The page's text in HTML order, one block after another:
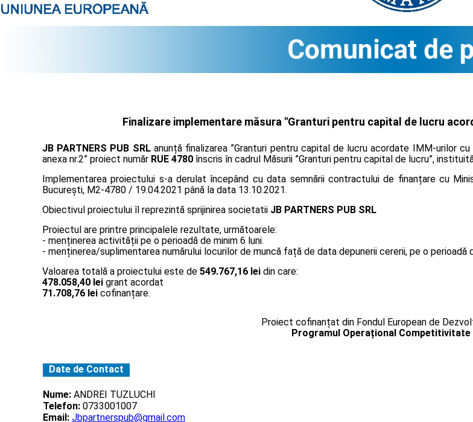
Finalizare implementare măsura "Granturi pentru capital de lucru
JB PARTNERS PUB SRLanunță finalizarea ”Granturi pentru capital de lucru acordate IMM-urilor
anexa nr.2” proiect număr RUE 4780 înscris în cadrul Măsurii ”Granturi pentru capital de lucru”,
Implementarea proiectului s-a derulat începând cu data semnării contractului de finanțare cu
București, M2-4780 / 19.04.2021 până la data 13.10.2021.
Obiectivul proiectului îl reprezintă sprijinirea societatii JB PARTNERS PUB SRL
Proiectul are printre principalele rezultate, următoarele:
- menținerea activității pe o perioadă de minim 6 luni.
- menținerea/suplimentarea numărului locurilor de muncă față de data depunerii cererii, pe o perioadă
Valoarea totală a proiectului este de 549.767,16 lei din care:
478.058,40 lei grant acordat
71.708,76 lei cofinanțare.
Proiect cofinanțat din Fondul European de
Programul Operațional Competitivitate
Date de Contact
Nume: ANDREI TUZLUCHI
Telefon: 0733001007
Email: Jbpartnerspub@gmail.com